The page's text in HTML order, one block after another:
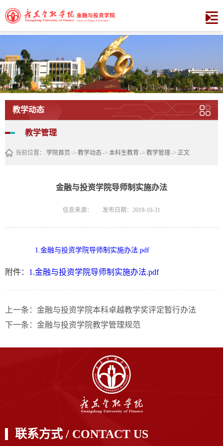
教学动态
教学管理
当前位置： 学院首页-> 教学动态-> 本科生教育-> 教学管理 -> 正文
金融与投资学院导师制实施办法
信息来源： 发布日期：2019-10-31
1.金融与投资学院导师制实施办法.pdf
附件： 1.金融与投资学院导师制实施办法.pdf
上一条： 金融与投资学院本科卓越教学奖评定暂行办法
下一条： 金融与投资学院教学管理规范​
联系方式 / CONTACT US